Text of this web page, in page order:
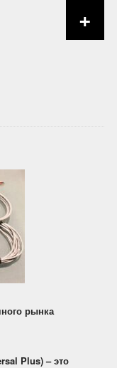
+
рынка
Plus)– это